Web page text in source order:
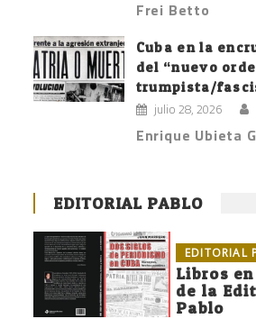
Frei Betto
Cuba en la
del “nuevo
trumpista/
julio 28, 2026
Enrique Ubieta
EDITORIAL PABLO
EDITORIAL
Libros
de la
Pablo